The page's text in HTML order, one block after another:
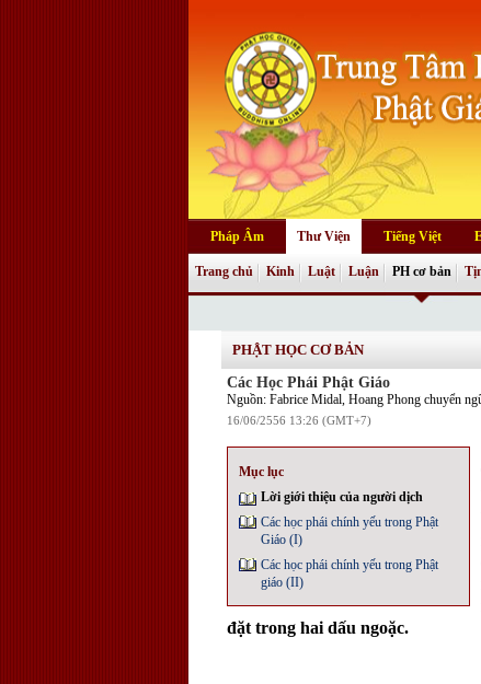
Pháp Âm Thư Viện Tiếng Việt
Trang chủ Kinh Luật Luận PH cơ bản
PHẬT HỌC CƠ BẢN
Các Học Phái Phật Giáo
Nguồn: Fabrice Midal, Hoang Phong chuyển
16/06/2556 13:26 (GMT+7)
Mục lục
Lời giới thiệu của người dịch
Các học phái chính yếu trong Phật
Giáo (I)
Các học phái chính yếu trong Phật
giáo (II)
đặt trong hai dấu ngoặc.